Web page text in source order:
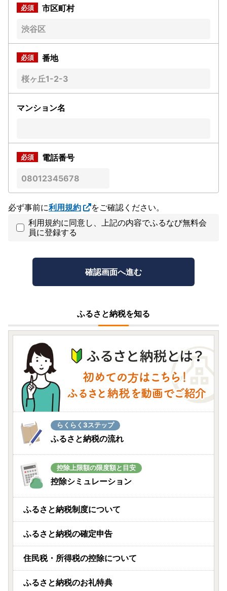
市区町村
番地
マンション名
電話番号
必ず事前に利用規約
をご確認ください。
利用規約に同意し、上記の内容でふるなび無料会
員に登録する
ふるさと納税を知る
らくらく3ステップ
ふるさと納税の流れ
控除上限額の限度額と目安
控除シミュレーション
ふるさと納税制度について
ふるさと納税の確定申告
住民税・所得税の控除について
ふるさと納税のお礼特典